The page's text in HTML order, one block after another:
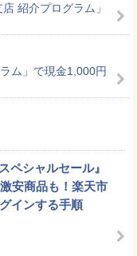
紹介プログラム」
ム」で現金1,000円
ペシャルセール』
安商品も！楽天市
インする手順